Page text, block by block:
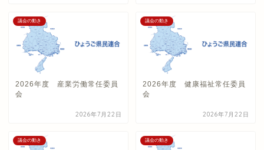
議会の動き
2026年度 産業労働常任委員
会
2026年7月22日
議会の動き
2026年度 健康福祉常任委員
会
2026年7月22日
議会の動き 議会の動き